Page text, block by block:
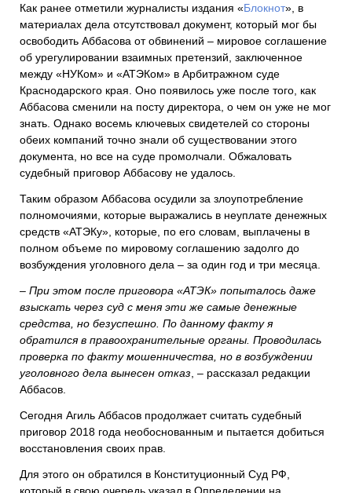
Как ранее отметили журналисты издания «Блокнот», в
материалах дела отсутствовал документ, который мог бы
освободить Аббасова от обвинений – мировое соглашение
об урегулировании взаимных претензий, заключенное
между «НУКом» и «АТЭКом» в Арбитражном суде
Краснодарского края. Оно появилось уже после того, как
Аббасова сменили на посту директора, о чем он уже не мог
знать. Однако восемь ключевых свидетелей со стороны
обеих компаний точно знали об существовании этого
документа, но все на суде промолчали. Обжаловать
судебный приговор Аббасову не удалось.
Таким образом Аббасова осудили за злоупотребление
полномочиями, которые выражались в неуплате денежных
средств «АТЭКу», которые, по его словам, выплачены в
полном объеме по мировому соглашению задолго до
возбуждения уголовного дела – за один год и три месяца.
– При этом после приговора «АТЭК» попыталось даже
взыскать через суд с меня эти же самые денежные
средства, но безуспешно. По данному факту я
обратился в правоохранительные органы. Проводилась
проверка по факту мошенничества, но в возбуждении
уголовного дела вынесен отказ , – рассказал редакции
Аббасов.
Сегодня Агиль Аббасов продолжает считать судебный
приговор 2018 года необоснованным и пытается добиться
восстановления своих прав.
Для этого он обратился в Конституционный Суд РФ,